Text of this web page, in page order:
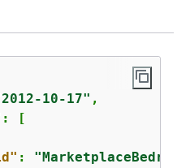
10-17" ,
: [
: